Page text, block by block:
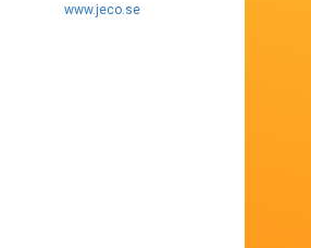
www.jeco.se